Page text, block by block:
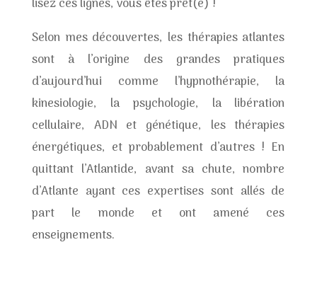
lisez ces lignes, vous êtes prêt(e) !
Selon mes découvertes, les thérapies atlantes
sont à l’origine des grandes pratiques
d’aujourd’hui comme l’hypnothérapie, la
kinesiologie, la psychologie, la libération
cellulaire, ADN et génétique, les thérapies
énergétiques, et probablement d’autres ! En
quittant l’Atlantide, avant sa chute, nombre
d’Atlante ayant ces expertises sont allés de
part le monde et ont amené ces
enseignements.